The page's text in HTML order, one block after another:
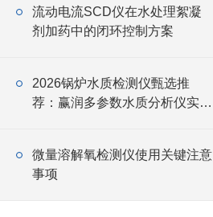
流动电流SCD仪在水处理絮凝
剂加药中的闭环控制方案
2026锅炉水质检测仪甄选推
荐：赢润多参数水质分析仪实用
微量溶解氧检测仪使用关键注意
事项